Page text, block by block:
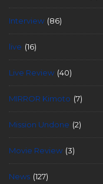
Interview (86)
live (16)
Live Review (40)
MIRROR Kimoto (7)
Mission Undone (2)
Movie Review (3)
News (127)